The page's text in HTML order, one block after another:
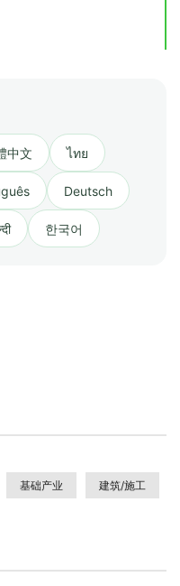
中文 ไทย
Deutsch
한국어
基础产业 建筑/施工